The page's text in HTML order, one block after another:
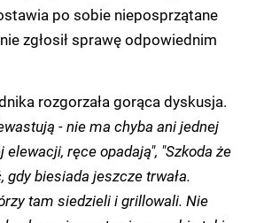
po sobie nieposprzątane
zgłosił sprawę odpowiednim
rozgorzała gorąca dyskusja.
- nie ma chyba ani jednej
ręce opadają", "Szkoda że
gdy biesiada jeszcze trwała.
tam siedzieli i grillowali. Nie